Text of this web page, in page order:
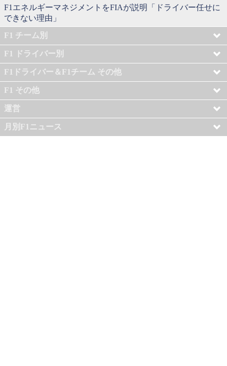
F1エネルギーマネジメントをFIAが説明「ドライバー任せに
できない理由」
F1 チーム別
F1 ドライバー別
F1ドライバー＆F1チーム その他
F1 その他
運営
月別F1ニュース